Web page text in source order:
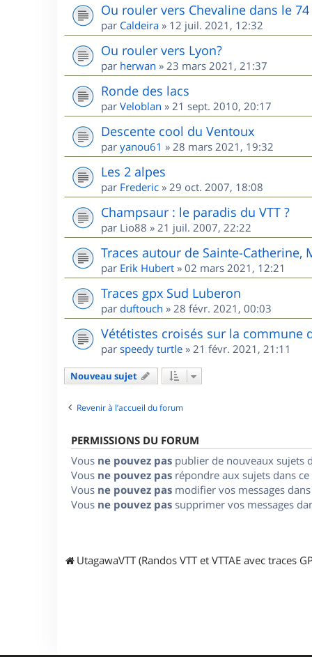
Ou rouler vers Chevaline dans le 74
par Caldeira » 12 juil. 2021, 12:32
Ou rouler vers Lyon?
par herwan » 23 mars 2021, 21:37
Ronde des lacs
par Veloblan » 21 sept. 2010, 20:17
Descente cool du Ventoux
par yanou61 » 28 mars 2021, 19:32
Les 2 alpes
par Frederic » 29 oct. 2007, 18:08
Champsaur : le paradis du VTT ?
par Lio88 » 21 juil. 2007, 22:22
Traces autour de Sainte-Catherine,
par Erik Hubert » 02 mars 2021, 12:21
Traces gpx Sud Luberon
par duftouch » 28 févr. 2021, 00:03
Vététistes croisés sur la commune
par speedy turtle » 21 févr. 2021, 21:11
Nouveau sujet
Revenir à l’accueil du forum
PERMISSIONS DU FORUM
Vous ne pouvez pas publier de nouveaux sujets
Vous ne pouvez pas répondre aux sujets dans
Vous ne pouvez pas modifier vos messages
Vous ne pouvez pas supprimer vos messages
UtagawaVTT (Randos VTT et VTTAE avec traces